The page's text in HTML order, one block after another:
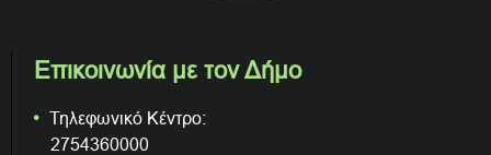
Επικοινωνία με τον Δήμο
Τηλεφωνικό Κέντρο:
2754360000